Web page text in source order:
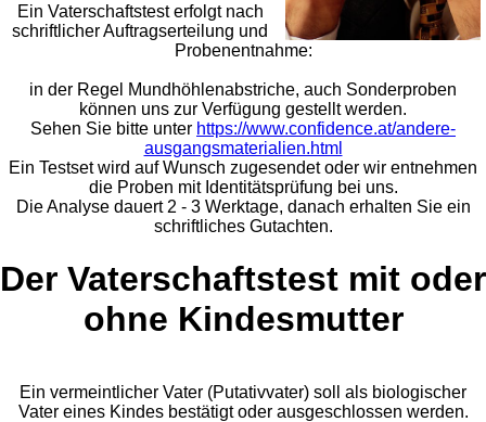
Ein Vaterschaftstest erfolgt nach
schriftlicher Auftragserteilung und
Probenentnahme:
in der Regel Mundhöhlenabstriche, auch Sonderproben
können uns zur Verfügung gestellt werden.
Sehen Sie bitte unter https://www.confidence.at/andere-
ausgangsmaterialien.html
Ein Testset wird auf Wunsch zugesendet oder wir entnehmen
die Proben mit Identitätsprüfung bei uns.
Die Analyse dauert 2 - 3 Werktage, danach erhalten Sie ein
schriftliches Gutachten.
Der Vaterschaftstest mit oder
ohne Kindesmutter
Ein vermeintlicher Vater (Putativvater) soll als biologischer
Vater eines Kindes bestätigt oder ausgeschlossen werden.